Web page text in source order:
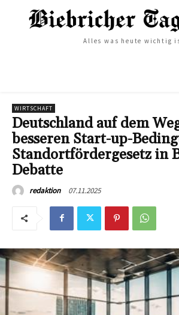
Alles was heute wichtig
WIRTSCHAFT
Deutschland auf dem
besseren Start-up-
Standortfördergesetz in
Debatte
redaktion 07.11.2025